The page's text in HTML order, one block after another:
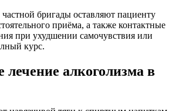
бригады оставляют пациенту
приёма, а также контактные
при ухудшении самочувствия или
курс.
лечение алкоголизма в